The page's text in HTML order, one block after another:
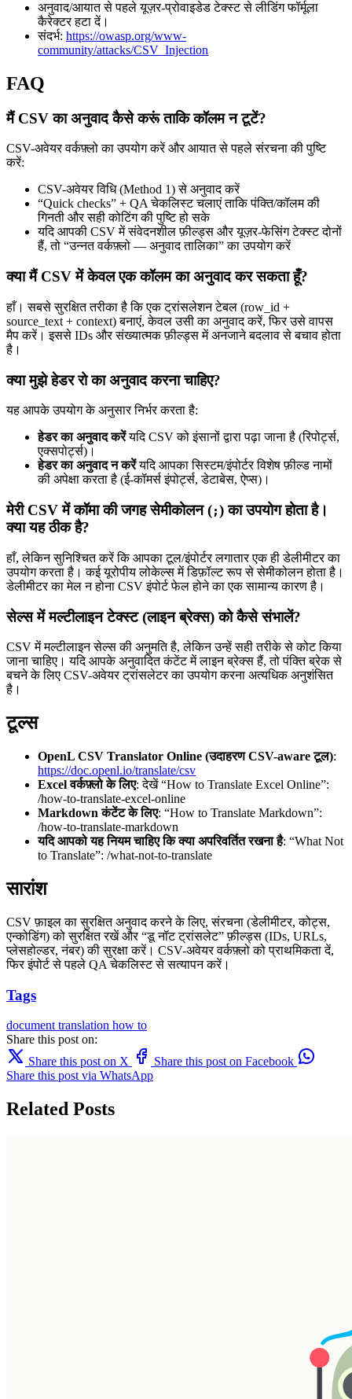
अनुवाद/आयात से पहले यूज़र-प्रोवाइडेड टेक्स्ट से लीडिंग फॉर्मूला
कैरेक्टर हटा दें।
संदर्भ: https://owasp.org/www-
community/attacks/CSV_Injection
FAQ
मैं CSV का अनुवाद कैसे करूं ताकि कॉलम न टूटें?
CSV-अवेयर वर्कफ़्लो का उपयोग करें और आयात से पहले संरचना की पुष्टि
करें:
CSV-अवेयर विधि (Method 1) से अनुवाद करें
“Quick checks” + QA चेकलिस्ट चलाएं ताकि पंक्ति/कॉलम की
गिनती और सही कोटिंग की पुष्टि हो सके
यदि आपकी CSV में संवेदनशील फ़ील्ड्स और यूज़र-फेसिंग टेक्स्ट दोनों
हैं, तो “उन्नत वर्कफ़्लो — अनुवाद तालिका” का उपयोग करें
क्या मैं CSV में केवल एक कॉलम का अनुवाद कर सकता हूँ?
हाँ। सबसे सुरक्षित तरीका है कि एक ट्रांसलेशन टेबल (row_id +
source_text + context) बनाएं, केवल उसी का अनुवाद करें, फिर उसे वापस
मैप करें। इससे IDs और संख्यात्मक फ़ील्ड्स में अनजाने बदलाव से बचाव होता
है।
क्या मुझे हेडर रो का अनुवाद करना चाहिए?
यह आपके उपयोग के अनुसार निर्भर करता है:
हेडर का अनुवाद करेंयदि CSV को इंसानों द्वारा पढ़ा जाना है (रिपोर्ट्स,
एक्सपोर्ट्स)।
हेडर का अनुवाद न करेंयदि आपका सिस्टम/इंपोर्टर विशेष फ़ील्ड नामों
की अपेक्षा करता है (ई-कॉमर्स इंपोर्ट्स, डेटाबेस, ऐप्स)।
मेरी CSV में कॉमा की जगह सेमीकोलन (;) का उपयोग होता है।
क्या यह ठीक है?
हाँ, लेकिन सुनिश्चित करें कि आपका टूल/इंपोर्टर लगातार एक ही डेलीमीटर का
उपयोग करता है। कई यूरोपीय लोकेल्स में डिफ़ॉल्ट रूप से सेमीकोलन होता है।
डेलीमीटर का मेल न होना CSV इंपोर्ट फेल होने का एक सामान्य कारण है।
सेल्स में मल्टीलाइन टेक्स्ट (लाइन ब्रेक्स) को कैसे संभालें?
CSV में मल्टीलाइन सेल्स की अनुमति है, लेकिन उन्हें सही तरीके से कोट किया
जाना चाहिए। यदि आपके अनुवादित कंटेंट में लाइन ब्रेक्स हैं, तो पंक्ति ब्रेक से
बचने के लिए CSV-अवेयर ट्रांसलेटर का उपयोग करना अत्यधिक अनुशंसित
है।
टूल्स
OpenL CSV Translator Online (उदाहरण CSV-aware टूल):
https://doc.openl.io/translate/csv
Excel वर्कफ़्लो के लिए: देखें “How to Translate Excel Online”:
/how-to-translate-excel-online
Markdown कंटेंट के लिए: “How to Translate Markdown”:
/how-to-translate-markdown
यदि आपको यह नियम चाहिए कि क्या अपरिवर्तित रखना है: “What Not
to Translate”: /what-not-to-translate
सारांश
CSV फ़ाइल का सुरक्षित अनुवाद करने के लिए, संरचना (डेलीमीटर, कोट्स,
एन्कोडिंग) को सुरक्षित रखें और “डू नॉट ट्रांसलेट” फ़ील्ड्स (IDs, URLs,
प्लेसहोल्डर, नंबर) की सुरक्षा करें। CSV-अवेयर वर्कफ़्लो को प्राथमिकता दें,
फिर इंपोर्ट से पहले QA चेकलिस्ट से सत्यापन करें।
Tags
document translation how to
Share this post on:
Share this post on X
Share this post on Facebook
Share this post via WhatsApp
Related Posts